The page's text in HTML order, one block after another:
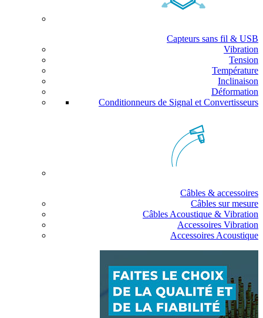
Capteurs sans fil & USB
Vibration
Tension
Température
Inclinaison
Déformation
Conditionneurs de Signal et Convertisseurs
Câbles & accessoires
Câbles sur mesure
Câbles Acoustique & Vibration
Accessoires Vibration
Accessoires Acoustique